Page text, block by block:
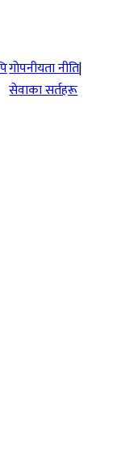
गोपनीयता नीति|
सेवाका सर्तहरू